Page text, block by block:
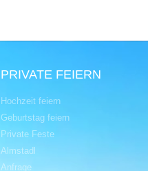
PRIVATE FEIERN
Hochzeit feiern
Geburtstag feiern
Private Feste
Almstadl
Anfrage